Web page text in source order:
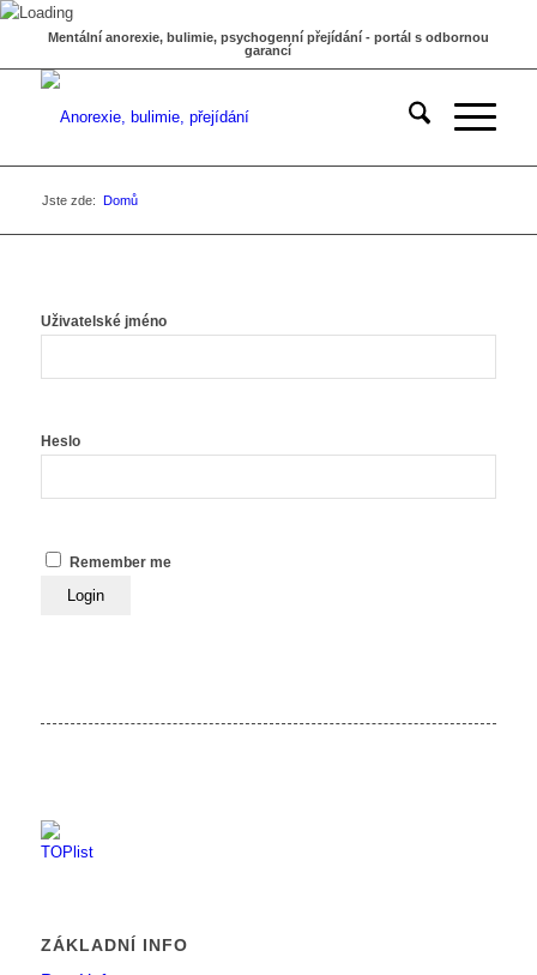
Mentální anorexie, bulimie, psychogenní přejídání - portál s odbornou
garancí
Jste zde: Domů
Uživatelské jméno
Heslo
Remember me
ZÁKLADNÍ INFO